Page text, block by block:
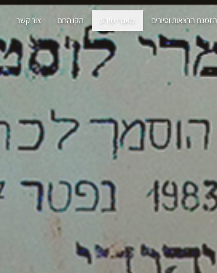
הזמנת הרצאות וסיורים מאגרי מידע הקו החם צור קשר